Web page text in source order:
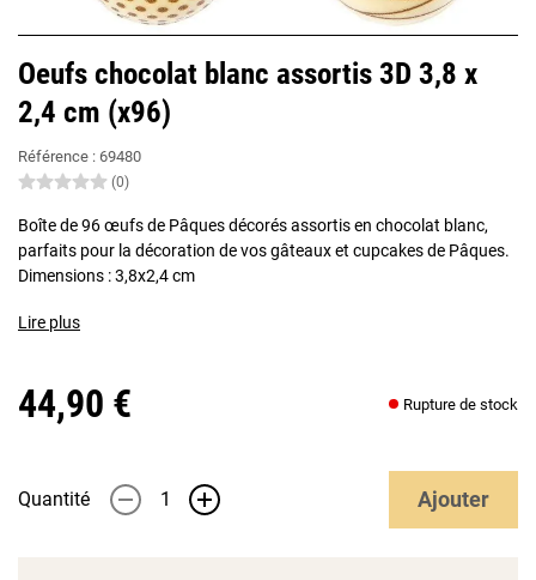
Oeufs chocolat blanc assortis 3D 3,8 x
2,4 cm (x96)
Référence : 69480
(0)
Boîte de 96 œufs de Pâques décorés assortis en chocolat blanc,
parfaits pour la décoration de vos gâteaux et cupcakes de Pâques.
Dimensions : 3,8x2,4 cm
Lire plus
44,90 € Rupture de stock
Quantité - + Ajouter